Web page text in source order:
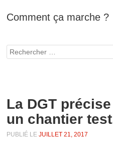
Comment ça marche ?
Rechercher
La DGT
un chantier
PUBLIÉ LEJUILLET 21, 2017